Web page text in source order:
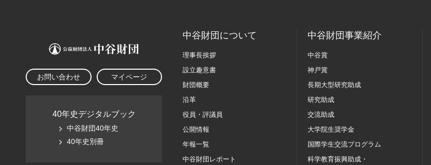
お問い合わせ マイページ
40年史デジタルブック
中谷財団40年史
40年史別冊
中谷財団について
理事長挨拶
設立趣意書
財団概要
沿革
役員・評議員
公開情報
年報一覧
中谷財団レポート
中谷財団事業紹介
中谷賞
神戸賞
長期大型研究助成
研究助成
交流助成
大学院生奨学金
国際学生交流プログラム
科学教育振興助成・